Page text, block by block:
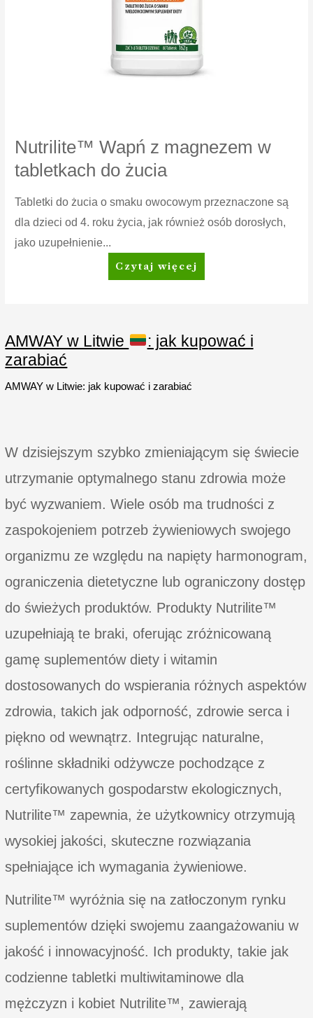
Nutrilite™ Wapń z magnezem w
tabletkach do żucia
Tabletki do żucia o smaku owocowym przeznaczone są
dla dzieci od 4. roku życia, jak również osób dorosłych,
jako uzupełnienie...
Nutrilite™
Wapń
tabletkach
Czytaj więcej
AMWAY w Litwie
: jak kupować i
zarabiać
AMWAY w Litwie: jak kupować i zarabiać
W dzisiejszym szybko zmieniającym się świecie
utrzymanie optymalnego stanu zdrowia może
być wyzwaniem. Wiele osób ma trudności z
zaspokojeniem potrzeb żywieniowych swojego
organizmu ze względu na napięty harmonogram,
ograniczenia dietetyczne lub ograniczony dostęp
do świeżych produktów. Produkty Nutrilite™
uzupełniają te braki, oferując zróżnicowaną
gamę suplementów diety i witamin
dostosowanych do wspierania różnych aspektów
zdrowia, takich jak odporność, zdrowie serca i
piękno od wewnątrz. Integrując naturalne,
roślinne składniki odżywcze pochodzące z
certyfikowanych gospodarstw ekologicznych,
Nutrilite™ zapewnia, że użytkownicy otrzymują
wysokiej jakości, skuteczne rozwiązania
spełniające ich wymagania żywieniowe.
Nutrilite™ wyróżnia się na zatłoczonym rynku
suplementów dzięki swojemu zaangażowaniu w
jakość i innowacyjność. Ich produkty, takie jak
codzienne tabletki multiwitaminowe dla
mężczyzn i kobiet Nutrilite™, zawierają